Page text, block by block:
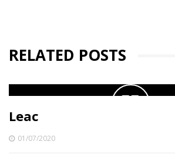
RELATED POSTS
Leac
01/07/2020